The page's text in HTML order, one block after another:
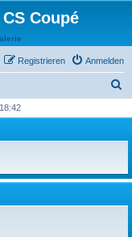
Coupé
Anmelden
Registrieren
h